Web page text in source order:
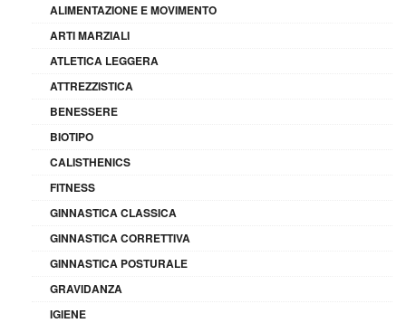
ALIMENTAZIONE E MOVIMENTO
ARTI MARZIALI
ATLETICA LEGGERA
ATTREZZISTICA
BENESSERE
BIOTIPO
CALISTHENICS
FITNESS
GINNASTICA CLASSICA
GINNASTICA CORRETTIVA
GINNASTICA POSTURALE
GRAVIDANZA
IGIENE